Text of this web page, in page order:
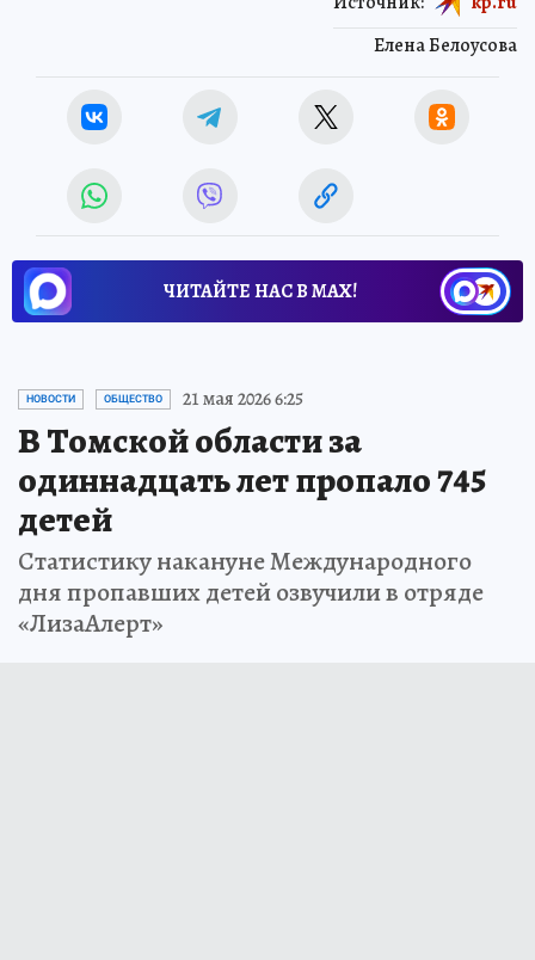
Елена Белоусова
ЧИТАЙТЕ НАС В МАХ!
НОВОСТИ ОБЩЕСТВО 21 мая 2026 6:25
В Томской области за
одиннадцать лет пропало 745
детей
Статистику накануне Международного
дня пропавших детей озвучили в отряде
«ЛизаАлерт»